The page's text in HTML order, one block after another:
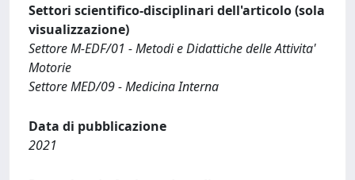
Settori scientifico-disciplinari dell'articolo (sola
visualizzazione)
Settore M-EDF/01 - Metodi e Didattiche delle Attivita'
Motorie
Settore MED/09 - Medicina Interna
Data di pubblicazione
2021